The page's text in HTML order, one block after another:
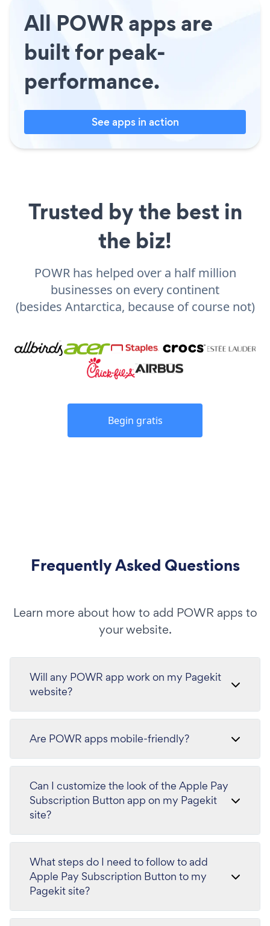
All POWR apps are
built for peak-
performance.
See apps in action
Trusted by the best in
the biz!
POWR has helped over a half million
businesses on every continent
(besides Antarctica, because of course not)
Begin gratis
Frequently Asked Questions
Learn more about how to add POWR apps to
your website.
Will any POWR app work on my Pagekit
website?
Are POWR apps mobile-friendly?
Can I customize the look of the Apple Pay
Subscription Button app on my Pagekit
site?
What steps do I need to follow to add
Apple Pay Subscription Button to my
Pagekit site?